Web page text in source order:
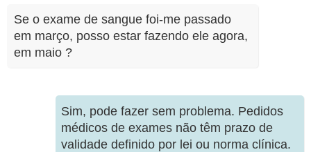
Se o exame de sangue foi-me passado
em março, posso estar fazendo ele agora,
em maio ?
Sim, pode fazer sem problema. Pedidos
médicos de exames não têm prazo de
validade definido por lei ou norma clínica.